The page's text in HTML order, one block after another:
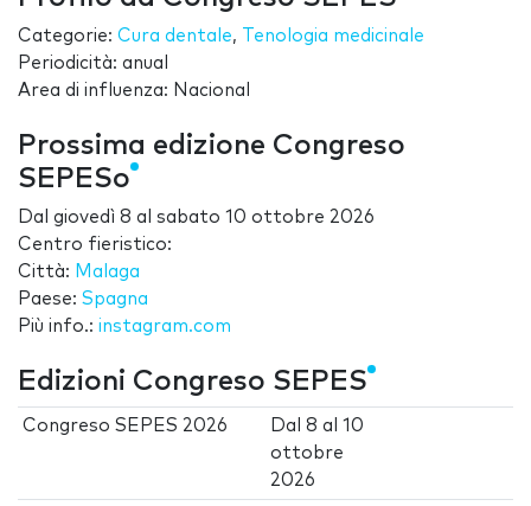
Categorie: Cura dentale,
Tenologia medicinale
Periodicità: anual
Area di influenza: Nacional
Prossima edizione Congreso
SEPESo
Dal giovedì 8 al sabato 10 ottobre 2026
Centro fieristico:
Città: Malaga
Paese: Spagna
Più info.: instagram.com
Edizioni Congreso SEPES
Congreso SEPES 2026 Dal8 al10
ottobre
2026